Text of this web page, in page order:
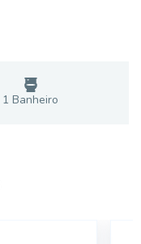
1 Banheiro